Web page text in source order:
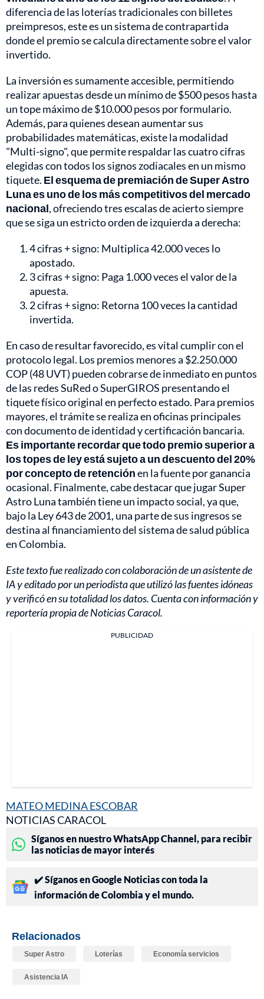
diferencia de las loterías tradicionales con billetes
preimpresos, este es un sistema de contrapartida
donde el premio se calcula directamente sobre el valor
invertido.
La inversión es sumamente accesible, permitiendo
realizar apuestas desde un mínimo de $500 pesos hasta
un tope máximo de $10.000 pesos por formulario.
Además, para quienes desean aumentar sus
probabilidades matemáticas, existe la modalidad
"Multi-signo", que permite respaldar las cuatro cifras
elegidas con todos los signos zodiacales en un mismo
tiquete. El esquema de premiación de Super Astro
Luna es uno de los más competitivos del mercado
nacional, ofreciendo tres escalas de acierto siempre
que se siga un estricto orden de izquierda a derecha:
4 cifras + signo: Multiplica 42.000 veces lo
apostado.
3 cifras + signo: Paga 1.000 veces el valor de la
apuesta.
2 cifras + signo: Retorna 100 veces la cantidad
invertida.
En caso de resultar favorecido, es vital cumplir con el
protocolo legal. Los premios menores a $2.250.000
COP (48 UVT) pueden cobrarse de inmediato en puntos
de las redes SuRed o SuperGIROS presentando el
tiquete físico original en perfecto estado. Para premios
mayores, el trámite se realiza en oficinas principales
con documento de identidad y certificación bancaria.
Es importante recordar que todo premio superior a
los topes de ley está sujeto a un descuento del 20%
por concepto de retenciónen la fuente por ganancia
ocasional. Finalmente, cabe destacar que jugar Super
Astro Luna también tiene un impacto social, ya que,
bajo la Ley 643 de 2001, una parte de sus ingresos se
destina al financiamiento del sistema de salud pública
en Colombia.
Este texto fue realizado con colaboración de un asistente de
IA y editado por un periodista que utilizó las fuentes idóneas
y verificó en su totalidad los datos. Cuenta con información y
reportería propia de Noticias Caracol.
PUBLICIDAD
MATEO MEDINA ESCOBAR
NOTICIAS CARACOL
Síganos en nuestro WhatsApp Channel, para recibir
las noticias de mayor interés
✔️ Síganos en Google Noticias con toda la
información de Colombia y el mundo.
Relacionados
Super Astro Loterías Economía servicios
Asistencia IA